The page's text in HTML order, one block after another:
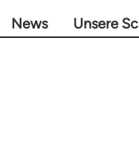
News Unsere